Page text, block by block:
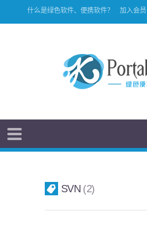
什么是绿色软件、便携软件？ 加入会员
SVN 2